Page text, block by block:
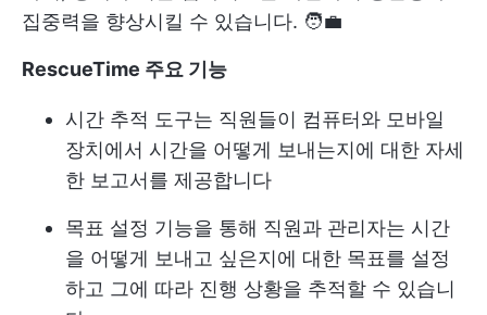
집중력을 향상시킬 수 있습니다. 🧑‍💼
RescueTime 주요 기능
시간 추적 도구는 직원들이 컴퓨터와 모바일
장치에서 시간을 어떻게 보내는지에 대한 자세
한 보고서를 제공합니다
목표 설정 기능을 통해 직원과 관리자는 시간
을 어떻게 보내고 싶은지에 대한 목표를 설정
하고 그에 따라 진행 상황을 추적할 수 있습니